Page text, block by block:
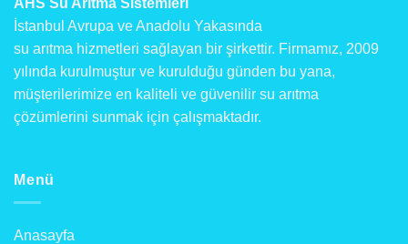
İstanbul Avrupa ve Anadolu Yakasında
su arıtma hizmetleri sağlayan bir şirkettir. Firmamız, 2009
yılında kurulmuştur ve kurulduğu günden bu yana,
müşterilerimize en kaliteli ve güvenilir su arıtma
çözümlerini sunmak için çalışmaktadır.
Menü
Anasayfa